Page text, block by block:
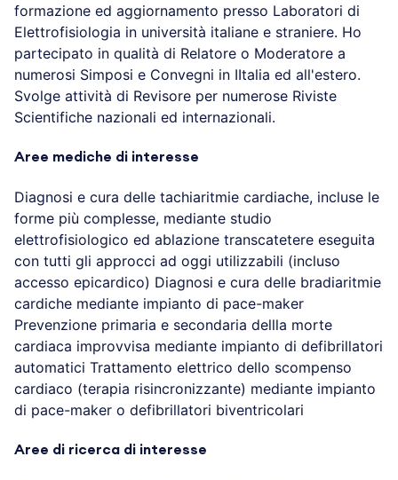
formazione ed aggiornamento presso Laboratori di
Elettrofisiologia in università italiane e straniere. Ho
partecipato in qualità di Relatore o Moderatore a
numerosi Simposi e Convegni in IItalia ed all'estero.
Svolge attività di Revisore per numerose Riviste
Scientifiche nazionali ed internazionali.
Aree mediche di interesse
Diagnosi e cura delle tachiaritmie cardiache, incluse le
forme più complesse, mediante studio
elettrofisiologico ed ablazione transcatetere eseguita
con tutti gli approcci ad oggi utilizzabili (incluso
accesso epicardico) Diagnosi e cura delle bradiaritmie
cardiche mediante impianto di pace-maker
Prevenzione primaria e secondaria dellla morte
cardiaca improvvisa mediante impianto di defibrillatori
automatici Trattamento elettrico dello scompenso
cardiaco (terapia risincronizzante) mediante impianto
di pace-maker o defibrillatori biventricolari
Aree di ricerca di interesse